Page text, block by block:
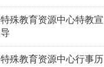
特殊教育资源中心特教宣
导
特殊教育资源中心行事历